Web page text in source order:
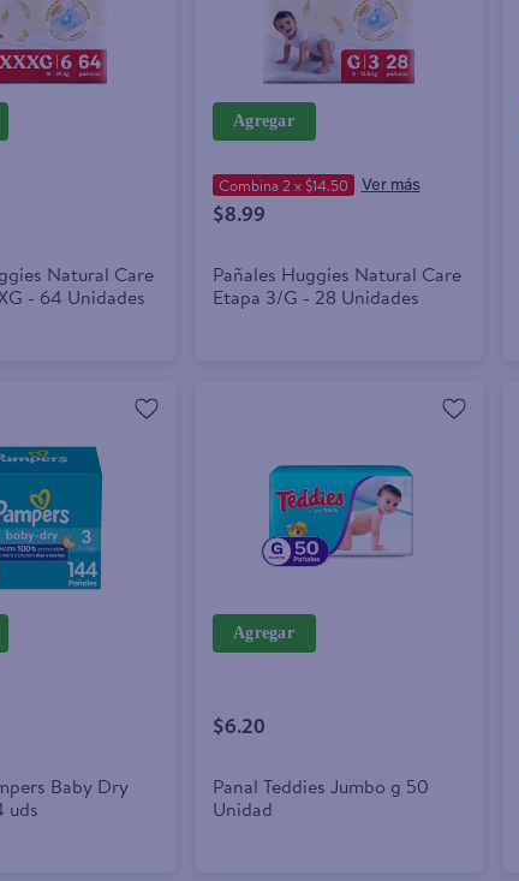
Natural Care
- 64 Unidades
Agregar
$8.99
Combina 2 x $14.50
Pañales Huggies Natural Care
Etapa 3/G - 28 Unidades
Baby Dry
uds
Agregar
$6.20
Panal Teddies Jumbo g 50
Unidad